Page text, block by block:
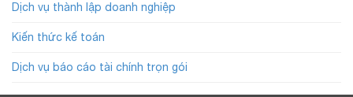
Dịch vụ thành lập doanh nghiệp
Kiến thức kế toán
Dịch vụ báo cáo tài chính trọn gói